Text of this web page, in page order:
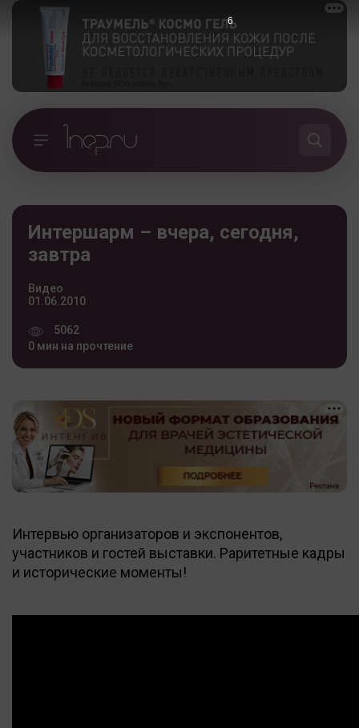
Интершарм – вчера, сегодня,
завтра
Видео
01.06.2010
5062
0 мин на прочтение
Интервью организаторов и экспонентов,
участников и гостей выставки. Раритетные кадры
и исторические моменты!
6